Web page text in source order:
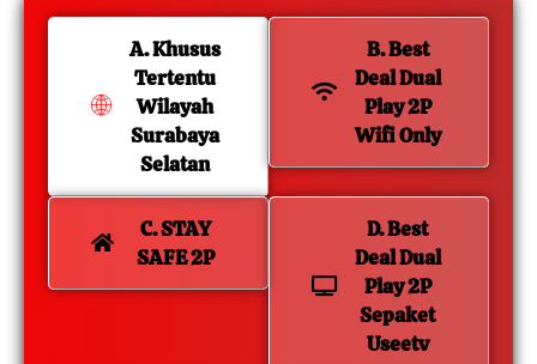
A. Khusus
Tertentu
Wilayah
Surabaya
Selatan
B. Best
Deal Dual
Play 2P
Wifi Only
C. STAY
SAFE 2P
D. Best
Deal Dual
Play 2P
Sepaket
Useetv